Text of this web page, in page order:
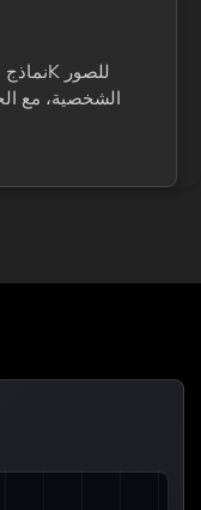
الشخصية، مع